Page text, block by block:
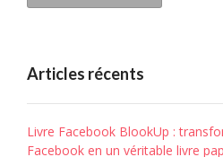
Articles récents
Livre Facebook BlookUp :
Facebook en un véritable livre